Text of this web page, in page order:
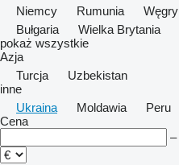
Niemcy
Rumunia Węgry
Bułgaria
Wielka Brytania
pokaż wszystkie
Azja
Turcja
Uzbekistan
inne
Ukraina
Moldawia
Peru
Cena
–